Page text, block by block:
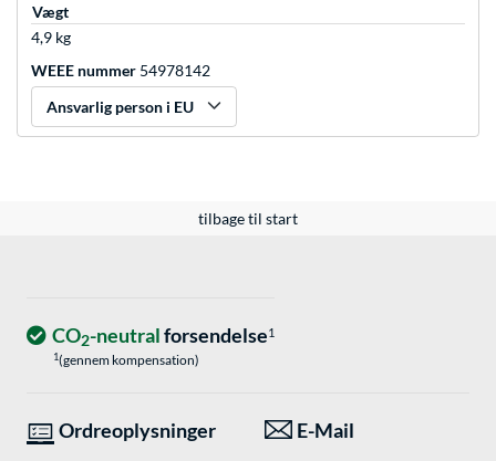
Vægt
4,9 kg
WEEE nummer 54978142
Ansvarlig person i EU
tilbage til start
CO2-neutralforsendelse1
1(gennem kompensation)
Ordreoplysninger E-Mail